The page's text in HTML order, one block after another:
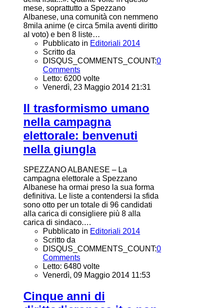
mese, soprattutto a Spezzano
Albanese, una comunità con nemmeno
8mila anime (e circa 5mila aventi diritto
al voto) e ben 8 liste…
Pubblicato in Editoriali 2014
Scritto da
DISQUS_COMMENTS_COUNT:0
Comments
Letto: 6200 volte
Venerdì, 23 Maggio 2014 21:31
Il trasformismo umano
nella campagna
elettorale: benvenuti
nella giungla
SPEZZANO ALBANESE – La
campagna elettorale a Spezzano
Albanese ha ormai preso la sua forma
definitiva. Le liste a contendersi la sfida
sono otto per un totale di 96 candidati
alla carica di consigliere più 8 alla
carica di sindaco.…
Pubblicato in Editoriali 2014
Scritto da
DISQUS_COMMENTS_COUNT:0
Comments
Letto: 6480 volte
Venerdì, 09 Maggio 2014 11:53
Cinque anni di